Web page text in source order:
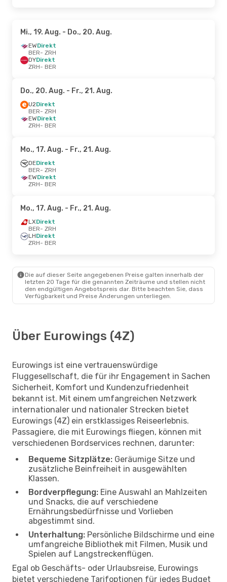
Mi., 19. Aug. - Do., 20. Aug.
EWDirekt
BER- ZRH
DYDirekt
ZRH- BER
Do., 20. Aug. - Fr., 21. Aug.
U2Direkt
BER- ZRH
EWDirekt
ZRH- BER
Mo., 17. Aug. - Fr., 21. Aug.
DEDirekt
BER- ZRH
EWDirekt
ZRH- BER
Mo., 17. Aug. - Fr., 21. Aug.
LXDirekt
BER- ZRH
LHDirekt
ZRH- BER
Die auf dieser Seite angegebenen Preise galten innerhalb der
letzten 20 Tage für die genannten Zeiträume und stellen nicht
den endgültigen Angebotspreis dar. Bitte beachten Sie, dass
Verfügbarkeit und Preise Änderungen unterliegen.
Über Eurowings (4Z)
Eurowings ist eine vertrauenswürdige
Fluggesellschaft, die für ihr Engagement in Sachen
Sicherheit, Komfort und Kundenzufriedenheit
bekannt ist. Mit einem umfangreichen Netzwerk
internationaler und nationaler Strecken bietet
Eurowings (4Z) ein erstklassiges Reiseerlebnis.
Passagiere, die mit Eurowings fliegen, können mit
verschiedenen Bordservices rechnen, darunter:
Bequeme Sitzplätze: Geräumige Sitze und
zusätzliche Beinfreiheit in ausgewählten
Klassen.
Bordverpflegung: Eine Auswahl an Mahlzeiten
und Snacks, die auf verschiedene
Ernährungsbedürfnisse und Vorlieben
abgestimmt sind.
Unterhaltung: Persönliche Bildschirme und eine
umfangreiche Bibliothek mit Filmen, Musik und
Spielen auf Langstreckenflügen.
Egal ob Geschäfts- oder Urlaubsreise, Eurowings
bietet verschiedene Tarifoptionen für jedes Budget